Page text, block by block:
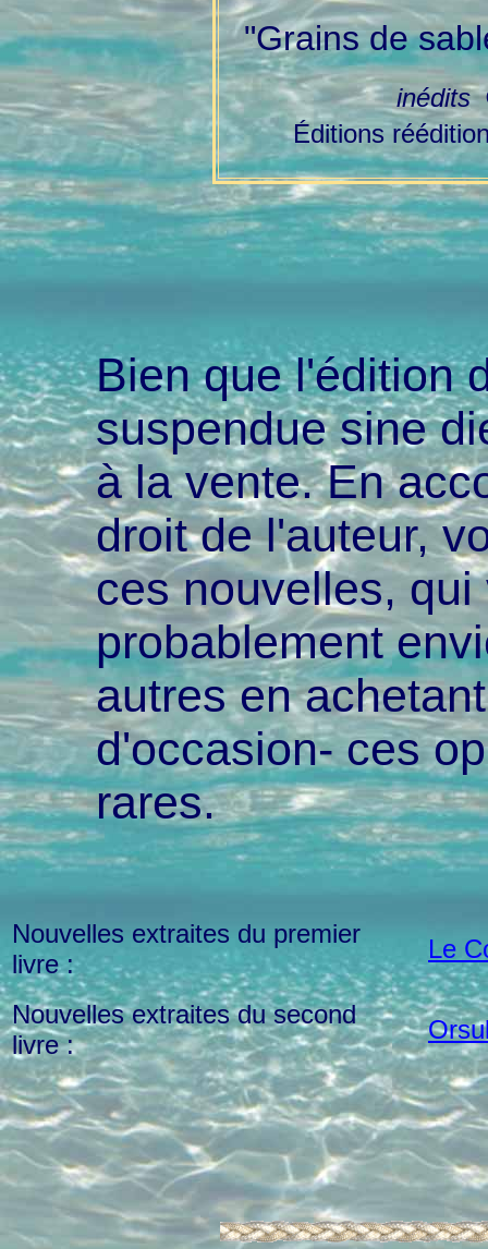
"Grains de
inédits
Éditions
Bien que l'édition
suspendue sine
à la vente. En
droit de l'auteur,
ces nouvelles,
probablement
autres en
d'occasion- ces
rares.
Nouvelles extraites du premier
livre :
Le
Nouvelles extraites du second
livre :